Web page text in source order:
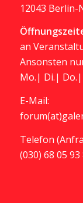
12043 Berlin-
an
Ansonsten
Mo.| Di.|
E-Mail:
Telefon
(030) 68 05 93